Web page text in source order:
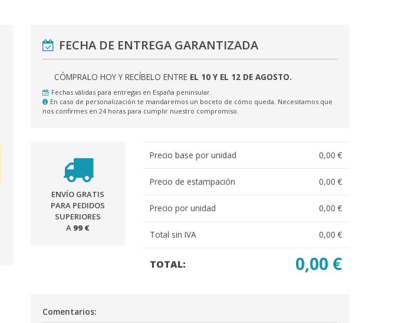
FECHA DE ENTREGA GARANTIZADA
CÓMPRALO HOY Y RECÍBELO ENTRE EL 10 Y EL 12 DE AGOSTO.
Fechas válidas para entregas en España peninsular.
En caso de personalización te mandaremos un boceto de cómo queda. Necesitamos que
nos confirmes en 24 horas para cumplir nuestro compromiso.
ENVÍO GRATIS
PARA PEDIDOS
SUPERIORES
A 99 €
Precio base por unidad 0,00 €
Precio de estampación 0,00 €
Precio por unidad 0,00 €
Total sin IVA 0,00 €
TOTAL: 0,00 €
Comentarios: